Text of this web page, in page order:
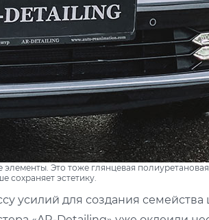
Это тоже глянцевая
сохраняет эстетику.
усилий для создания семейства